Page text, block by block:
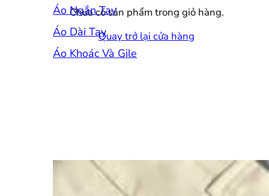
Chưa có sản phẩm trong giỏ hàng.
Quay trở lại cửa hàng
Áo Ngắn Tay
Áo Dài Tay
Áo Khoác Và Gile